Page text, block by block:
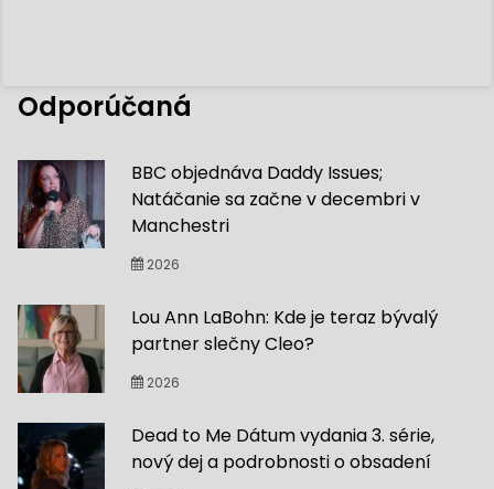
Odporúčaná
BBC objednáva Daddy Issues;
Natáčanie sa začne v decembri v
Manchestri
2026
Lou Ann LaBohn: Kde je teraz bývalý
partner slečny Cleo?
2026
Dead to Me Dátum vydania 3. série,
nový dej a podrobnosti o obsadení